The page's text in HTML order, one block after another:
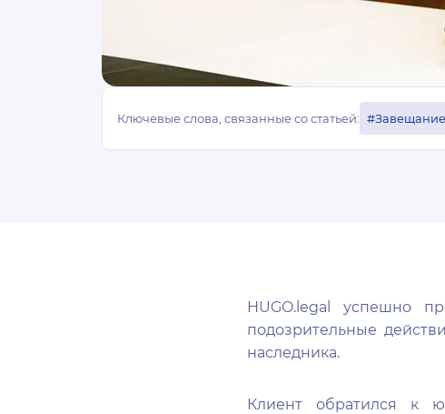
Ключевые слова, связанные со статьей: #Завещание
HUGO.legal успешно
подозрительные
наследника.
Клиент обратился к